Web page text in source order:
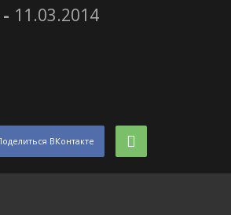
- 11.03.2014
ВКонтакте